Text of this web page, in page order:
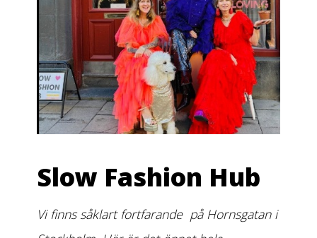
Slow Fashion Hub
Vi finns såklart fortfarande på Hornsgatan i